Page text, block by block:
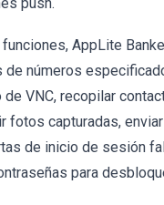
AppLite
de números
VNC, recopilar
fotos capturadas,
de inicio de sesión
para